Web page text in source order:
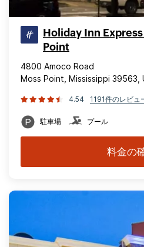
Holiday Inn
Point
4800 Amoco Road
Moss Point, Mississippi
4.54 1191件のレビュ
駐車場 プール
料金の